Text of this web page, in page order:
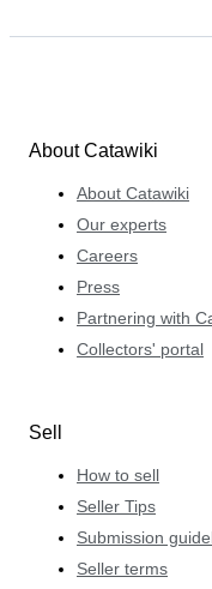
About Catawiki
About Catawiki
Our experts
Careers
Press
Partnering with
Collectors' portal
Sell
How to sell
Seller Tips
Submission
Seller terms